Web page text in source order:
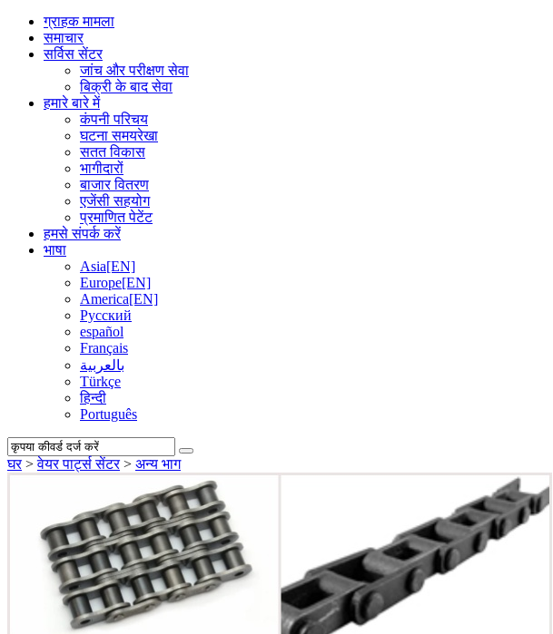
ग्राहक मामला
समाचार
सर्विस सेंटर
जांच और परीक्षण सेवा
बिक्री के बाद सेवा
हमारे बारे में
कंपनी परिचय
घटना समयरेखा
सतत विकास
भागीदारों
बाजार वितरण
एजेंसी सहयोग
प्रमाणित पेटेंट
हमसे संपर्क करें
भाषा
Asia[EN]
Europe[EN]
America[EN]
Русский
español
Français
بالعربية
Türkçe
हिन्दी
Português
घर>वेयर पार्ट्स सेंटर> अन्य भाग